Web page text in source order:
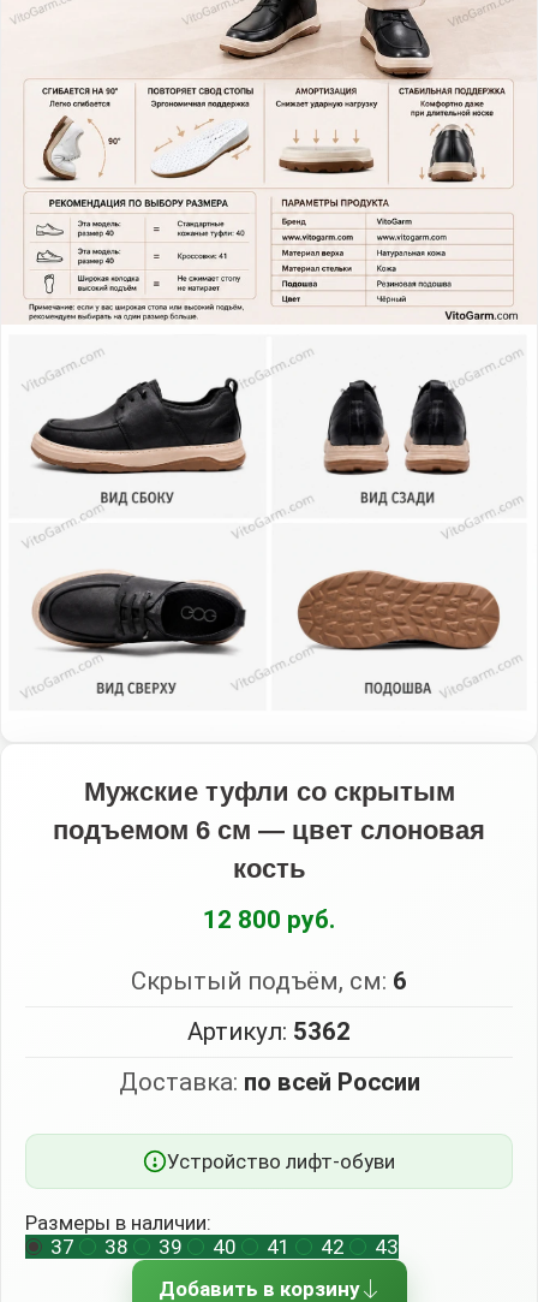
Мужские туфли со скрытым
подъемом 6 см — цвет слоновая
кость
12 800 руб.
Скрытый подъём, см: 6
Артикул: 5362
Доставка: по всей России
Устройство лифт-обуви
Размеры в наличии:
37
38 39 40 41 42
43
Добавить в корзину